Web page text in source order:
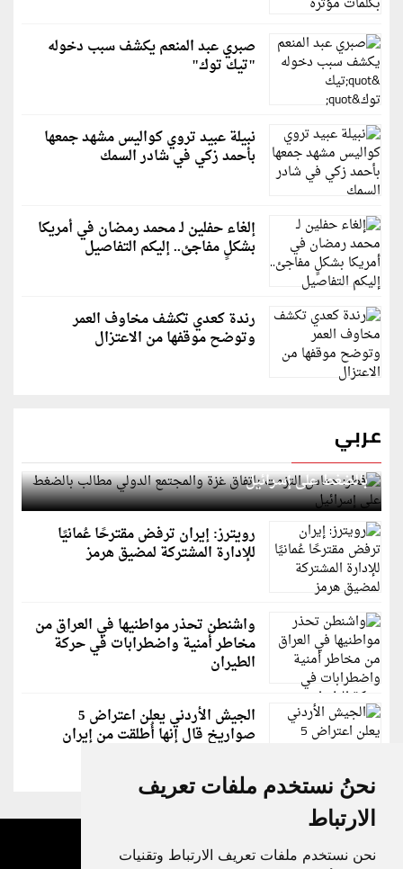
نحنُ نستخدم ملفات تعريف
الارتباط
نحن نستخدم ملفات تعريف الارتباط وتقنيات
صبري عبد المنعم يكشف سبب دخوله
"تيك توك"
نبيلة عبيد تروي كواليس مشهد جمعها
بأحمد زكي في شادر السمك
إلغاء حفلين لـ محمد رمضان في أمريكا
بشكلٍ مفاجئ.. إليكم التفاصيل
رندة كعدي تكشف مخاوف العمر
وتوضح موقفها من الاعتزال
عربي
قطر: حماس التزمت باتفاق غزة والمجتمع الدولي مطالب
بالضغط على إسرائيل
رويترز: إيران ترفض مقترحًا عُمانيًا
للإدارة المشتركة لمضيق هرمز
واشنطن تحذر مواطنيها في العراق من
مخاطر أمنية واضطرابات في حركة
الطيران
الجيش الأردني يعلن اعتراض 5
صواريخ قال إنها أُطلقت من إيران